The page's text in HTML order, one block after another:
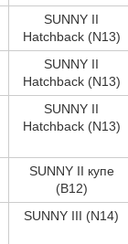
SUNNY II
Hatchback (N13)
SUNNY II
Hatchback (N13)
SUNNY II
Hatchback (N13)
SUNNY II купе
(B12)
SUNNY III (N14)